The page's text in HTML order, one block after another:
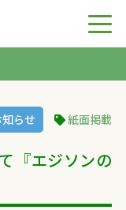
知らせ 紙面掲載
『エジソンの